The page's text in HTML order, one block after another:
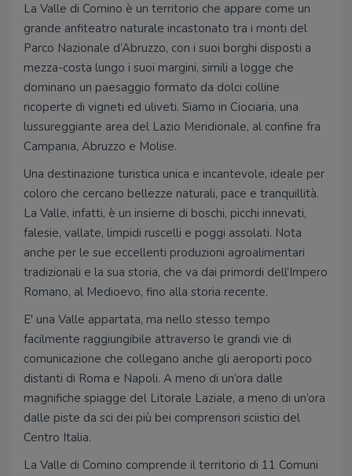
La Valle di Comino è un territorio che appare come un
grande anfiteatro naturale incastonato tra i monti del
Parco Nazionale d’Abruzzo, con i suoi borghi disposti a
mezza-costa lungo i suoi margini, simili a logge che
dominano un paesaggio formato da dolci colline
ricoperte di vigneti ed uliveti. Siamo in Ciociaria, una
lussureggiante area del Lazio Meridionale, al confine fra
Campania, Abruzzo e Molise.
Una destinazione turistica unica e incantevole, ideale per
coloro che cercano bellezze naturali, pace e tranquillità.
La Valle, infatti, è un insieme di boschi, picchi innevati,
falesie, vallate, limpidi ruscelli e poggi assolati. Nota
anche per le sue eccellenti produzioni agroalimentari
tradizionali e la sua storia, che va dai primordi dell’Impero
Romano, al Medioevo, fino alla storia recente.
E' una Valle appartata, ma nello stesso tempo
facilmente raggiungibile attraverso le grandi vie di
comunicazione che collegano anche gli aeroporti poco
distanti di Roma e Napoli. A meno di un’ora dalle
magnifiche spiagge del Litorale Laziale, a meno di un’ora
dalle piste da sci dei più bei comprensori sciistici del
Centro Italia.
La Valle di Comino comprende il territorio di 11 Comuni